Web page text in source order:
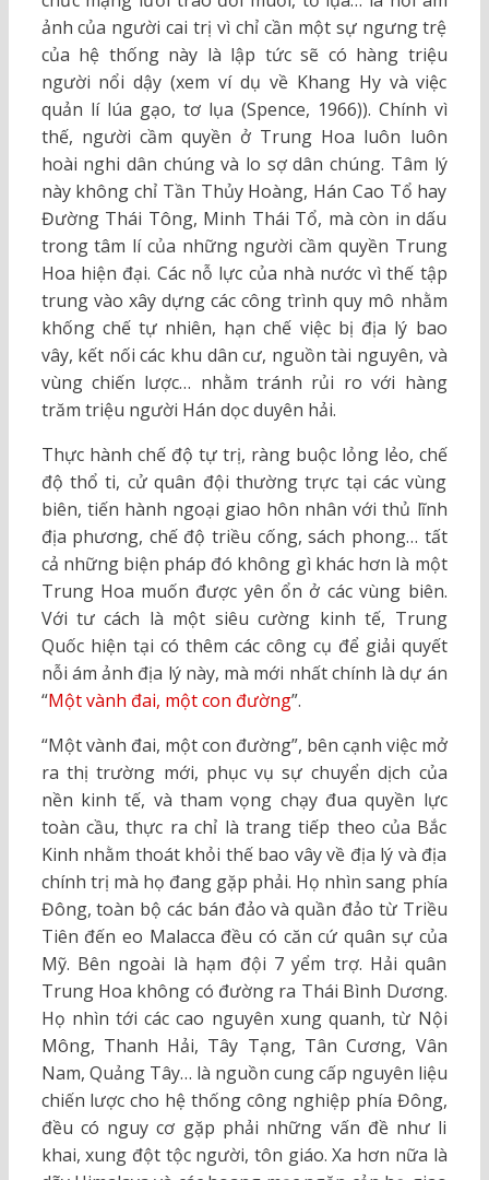
ảnh của người cai trị vì chỉ cần một sự ngưng trệ
của hệ thống này là lập tức sẽ có hàng triệu
người nổi dậy (xem ví dụ về Khang Hy và việc
quản lí lúa gạo, tơ lụa (Spence, 1966)). Chính vì
thế, người cầm quyền ở Trung Hoa luôn luôn
hoài nghi dân chúng và lo sợ dân chúng. Tâm lý
này không chỉ Tần Thủy Hoàng, Hán Cao Tổ hay
Đường Thái Tông, Minh Thái Tổ, mà còn in dấu
trong tâm lí của những người cầm quyền Trung
Hoa hiện đại. Các nỗ lực của nhà nước vì thế tập
trung vào xây dựng các công trình quy mô nhằm
khống chế tự nhiên, hạn chế việc bị địa lý bao
vây, kết nối các khu dân cư, nguồn tài nguyên, và
vùng chiến lược… nhằm tránh rủi ro với hàng
trăm triệu người Hán dọc duyên hải.
Thực hành chế độ tự trị, ràng buộc lỏng lẻo, chế
độ thổ ti, cử quân đội thường trực tại các vùng
biên, tiến hành ngoại giao hôn nhân với thủ lĩnh
địa phương, chế độ triều cống, sách phong… tất
cả những biện pháp đó không gì khác hơn là một
Trung Hoa muốn được yên ổn ở các vùng biên.
Với tư cách là một siêu cường kinh tế, Trung
Quốc hiện tại có thêm các công cụ để giải quyết
nỗi ám ảnh địa lý này, mà mới nhất chính là dự án
“Một vành đai, một con đường”.
“Một vành đai, một con đường”, bên cạnh việc mở
ra thị trường mới, phục vụ sự chuyển dịch của
nền kinh tế, và tham vọng chạy đua quyền lực
toàn cầu, thực ra chỉ là trang tiếp theo của Bắc
Kinh nhằm thoát khỏi thế bao vây về địa lý và địa
chính trị mà họ đang gặp phải. Họ nhìn sang phía
Đông, toàn bộ các bán đảo và quần đảo từ Triều
Tiên đến eo Malacca đều có căn cứ quân sự của
Mỹ. Bên ngoài là hạm đội 7 yểm trợ. Hải quân
Trung Hoa không có đường ra Thái Bình Dương.
Họ nhìn tới các cao nguyên xung quanh, từ Nội
Mông, Thanh Hải, Tây Tạng, Tân Cương, Vân
Nam, Quảng Tây… là nguồn cung cấp nguyên liệu
chiến lược cho hệ thống công nghiệp phía Đông,
đều có nguy cơ gặp phải những vấn đề như li
khai, xung đột tộc người, tôn giáo. Xa hơn nữa là